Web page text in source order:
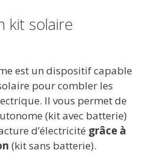
kit solaire
est un dispositif capable
pour combler les
Il vous permet de
(kit avec batterie)
d’électricité grâce à
(kit sans batterie).